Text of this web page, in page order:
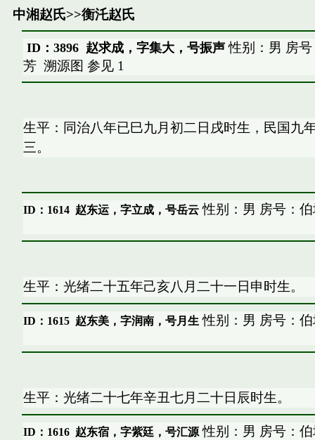
中湘赵氏>>衡汑赵氏
ID：3896 赵求成，字集大，号振声性别：男 房
芳 溯源图 参见 1
生平：同治八年已巳九月初二日戌时生，民国九
三。
ID：1614 赵东运，字立成，号岳云性别：男 房号：
生平：光绪二十五年己亥八月二十一日申时生。
ID：1615 赵东美，字润南，号月生 性别：男 房号：
生平：光绪二十七年辛丑七月二十日辰时生。
ID：1616 赵东宿，字紫廷，号汇源性别：男 房号：